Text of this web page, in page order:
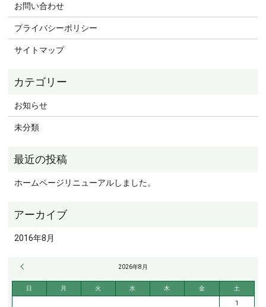
お問い合わせ
プライバシーポリシー
サイトマップ
お知らせ
未分類
ホームページリニューアルしました。
2016年8月
2026年8月
日 月 火 水 木 金 土
1